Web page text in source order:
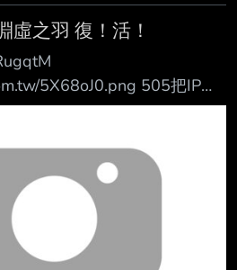
注意的是，一旦遊戲評價降
以下，有 51.1% 的玩家購買
虛之羽 復！活！
5X68oJ0.png 505把IP買
新工作室找回來了 同時決定
，明粉還要重新進攻嗎？ --